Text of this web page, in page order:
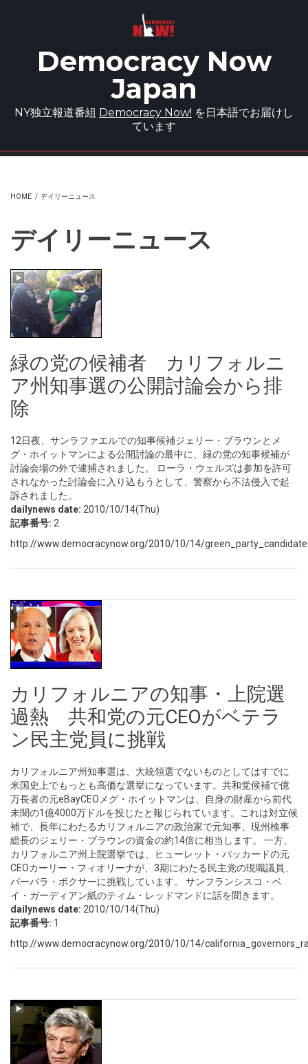
Democracy Now
Japan
NY独立報道番組 Democracy Now! を日本語でお届けし
ています
HOME / デイリーニュース
デイリーニュース
緑の党の候補者 カリフォルニ
ア州知事選の公開討論会から排
除
12日夜、サンラファエルでの知事候補ジェリー・ブラウンとメ
グ・ホイットマンによる公開討論の最中に、緑の党の知事候補が
討論会場の外で逮捕されました。 ローラ・ウェルズは参加を許可
されなかった討論会に入り込もうとして、警察から不法侵入で起
訴されました。
dailynews date: 2010/10/14(Thu)
記事番号: 2
http://www.democracynow.org/2010/10/14/
カリフォルニアの知事・上院選
過熱 共和党の元CEOがベテラ
ン民主党員に挑戦
カリフォルニア州知事選は、大統領選でないものとしてはすでに
米国史上でもっとも高価な選挙になっています。共和党候補で億
万長者の元eBayCEOメグ・ホイットマンは、自身の財産から前代
未聞の1億4000万ドルを投じたと報じられています。これは対立候
補で、長年にわたるカリフォルニアの政治家で元知事、現州検事
総長のジェリー・ブラウンの資金の約14倍に相当します。 一方、
カリフォルニア州上院選挙では、ヒューレット・パッカードの元
CEOカーリー・フィオリーナが、3期にわたる民主党の現職議員、
バーバラ・ボクサーに挑戦しています。 サンフランシスコ・ベ
イ・ガーディアン紙のティム・レッドマンドに話を聞きます。
dailynews date: 2010/10/14(Thu)
記事番号: 1
http://www.democracynow.org/2010/10/14/